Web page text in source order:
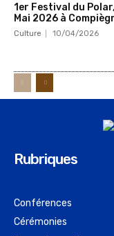
1er Festival du
Mai 2026 à
Culture 10/04/2026
Rubriques
Conférences
Cérémonies